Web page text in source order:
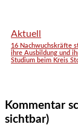
Aktuell
16 Nachwuchskräfte
ihre Ausbildung und
Studium beim Kreis
Kommentar
sichtbar)